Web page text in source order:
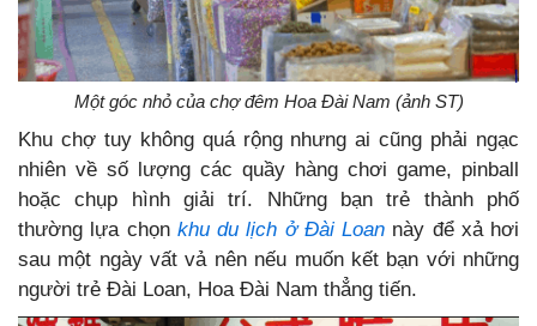
Một góc nhỏ của chợ đêm Hoa Đài Nam (ảnh ST)
Khu chợ tuy không quá rộng nhưng ai cũng phải ngạc
nhiên về số lượng các quầy hàng chơi game, pinball
hoặc chụp hình giải trí. Những bạn trẻ thành phố
thường lựa chọn khu du lịch ở Đài Loan này để xả hơi
sau một ngày vất vả nên nếu muốn kết bạn với những
người trẻ Đài Loan, Hoa Đài Nam thẳng tiến.